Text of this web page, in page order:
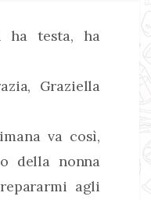
ha testa, ha
Graziella
va così,
della nonna
agli